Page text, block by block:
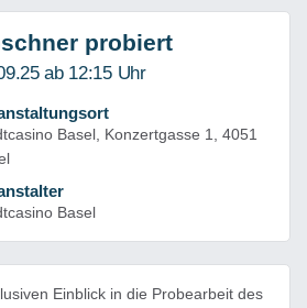
probiert
ab 12:15 Uhr
Basel, Konzertgasse 1, ​​​​​​​4051
Basel
Einblick in die Probearbeit des